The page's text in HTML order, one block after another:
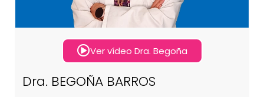
Ver vídeo Dra. Begoña
Dra. BEGOÑA BARROS